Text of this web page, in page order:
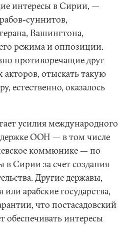
интересы в Сирии, —
суннитов,
Вашингтона,
режима и оппозиции.
противоречащие друг
акторов, отыскать такую
естественно, оказалось
усилия международного
ООН — в том числе
коммюнике — по
Сирии за счет создания
Другие державы,
арабские государства,
что постасадовский
обеспечивать интересы